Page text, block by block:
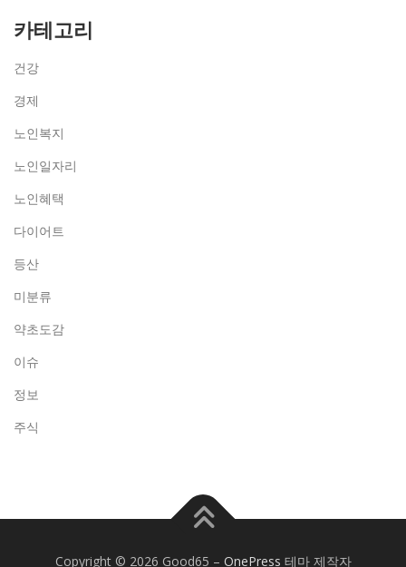
카테고리
건강
경제
노인복지
노인일자리
노인혜택
다이어트
등산
미분류
약초도감
이슈
정보
주식
Copyright © 2026 Good65 – OnePress 테마 제작자